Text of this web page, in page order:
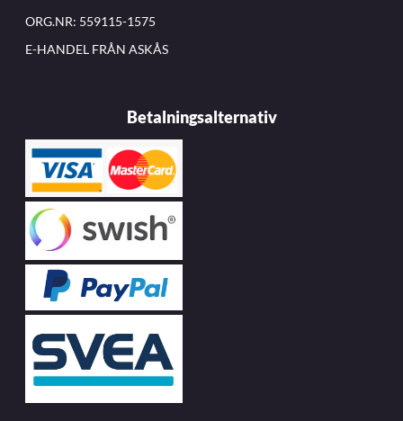
ORG.NR: 559115-1575
E-HANDEL FRÅN ASKÅS
Betalningsalternativ